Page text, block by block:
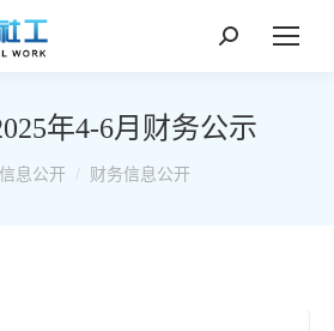
搜
年4-6月财务公示
：
信息公开 财务信息公开